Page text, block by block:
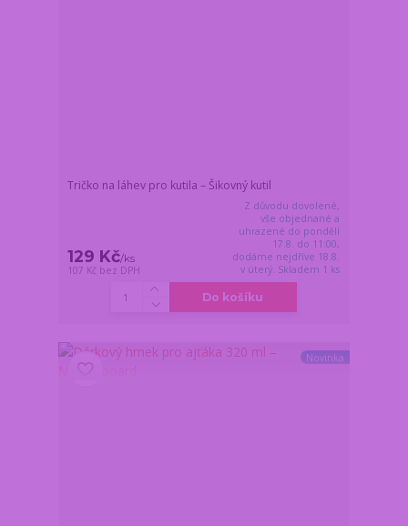
Tričko na láhev pro kutila – Šikovný kutil
129 Kč/ks
107 Kč bez DPH
Z důvodu dovolené,
vše objednané a
uhrazené do pondělí
17.8. do 11:00,
dodáme nejdříve 18.8.
v úterý. Skladem 1 ks
Do košíku
Novinka